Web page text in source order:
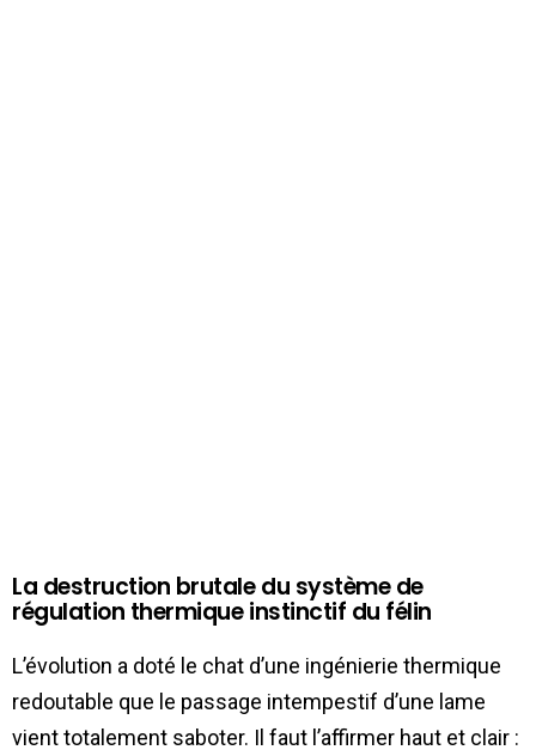
La destruction brutale du système de
régulation thermique instinctif du félin
L’évolution a doté le chat d’une ingénierie thermique
redoutable que le passage intempestif d’une lame
vient totalement saboter. Il faut l’affirmer haut et clair :